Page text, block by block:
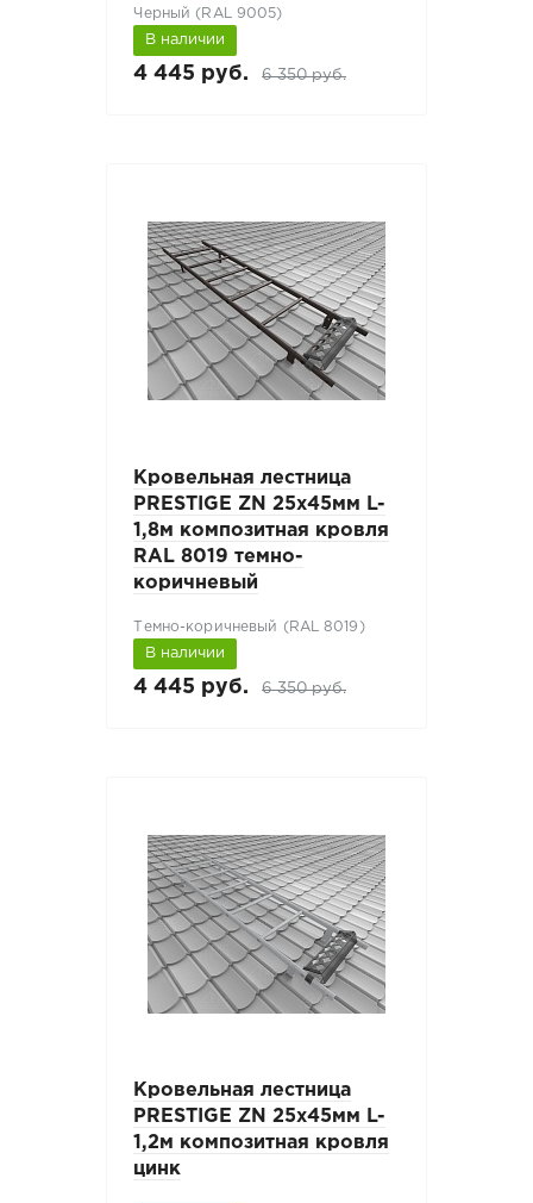
Черный (RAL 9005)
В наличии
4 445 руб. 6 350 руб.
Кровельная лестница
PRESTIGE ZN 25х45мм L-
1,8м композитная кровля
RAL 8019 темно-
коричневый
Темно-коричневый (RAL 8019)
В наличии
4 445 руб. 6 350 руб.
Кровельная лестница
PRESTIGE ZN 25x45мм L-
1,2м композитная кровля
цинк